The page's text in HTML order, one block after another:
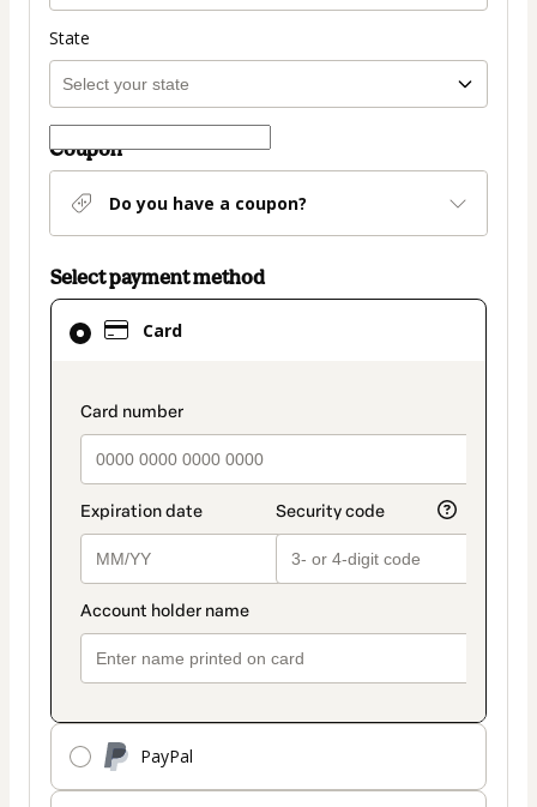
State
Coupon
Do you have a coupon?
Select payment method
Card
payment_data.section_title_v2
PayPal
Card
selected
method